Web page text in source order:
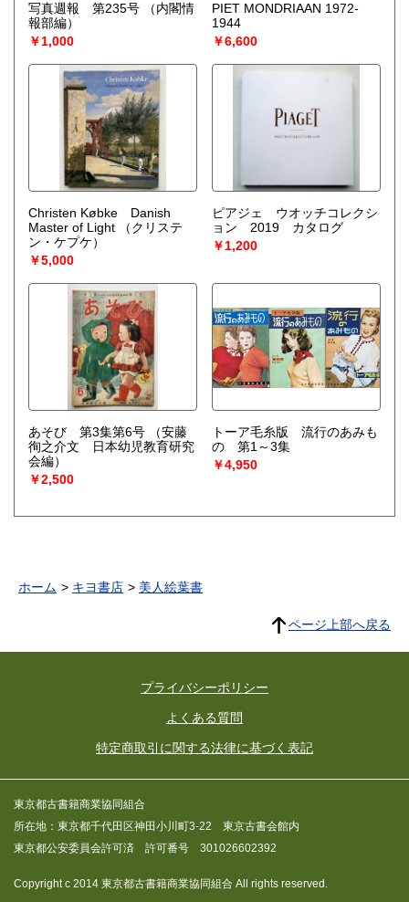
写真週報 第235号
（内閣情
報部編）
￥1,000
PIET MONDRIAAN 1972-
1944
￥6,600
Christen Købke Danish
Master of Light
（クリステ
ン・ケプケ）
￥5,000
ピアジェ ウオッチコレクシ
ョン 2019 カタログ
￥1,200
あそび 第3集第6号
（安藤
徇之介文 日本幼児教育研究
会編）
￥2,500
トーア毛糸版 流行のあみも
の 第1～3集
￥4,950
ホーム キヨ書店 美人絵葉書
ページ上部へ戻る
プライバシーポリシー
よくある質問
特定商取引に関する法律に基づく表記
東京都古書籍商業協同組合
所在地：東京都千代田区神田小川町3-22 東京古書会館内
東京都公安委員会許可済 許可番号 301026602392
Copyright c 2014 東京都古書籍商業協同組合 All rights reserved.